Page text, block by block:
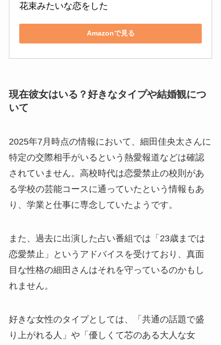
花束みたいな恋をした
Amazonで見る
現在彼女はいる？好きなタイプや結婚観につ
いて
2025年7月時点の情報において、細田佳央太さんに
特定の交際相手がいるという熱愛報道などは確認
されていません。高校時代は恋愛禁止の校則があ
る学校の芸能コースに通っていたという情報もあ
り、学業と仕事に専念していたようです。
また、過去に出演した占い番組では「23歳までは
恋愛禁止」というアドバイスを受けており、真面
目な性格の細田さんはそれを守っているのかもし
れません。
好きな女性のタイプとしては、「共通の話題で盛
り上がれる人」や「優しくて芯のある大人な女